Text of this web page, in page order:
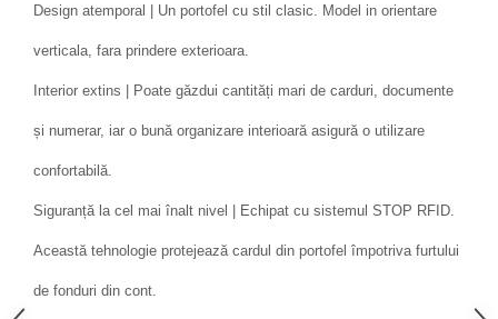
Design atemporal | Un portofel cu stil clasic. Model in orientare
verticala, fara prindere exterioara.
Interior extins | Poate găzdui cantități mari de carduri, documente
și numerar, iar o bună organizare interioară asigură o utilizare
confortabilă.
Siguranță la cel mai înalt nivel | Echipat cu sistemul STOP RFID.
Această tehnologie protejează cardul din portofel împotriva furtului
de fonduri din cont.